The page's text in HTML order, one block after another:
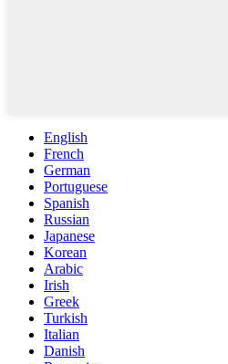
English
French
German
Portuguese
Spanish
Russian
Japanese
Korean
Arabic
Irish
Greek
Turkish
Italian
Danish